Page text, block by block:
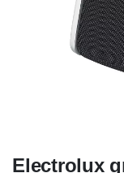
Electrolux